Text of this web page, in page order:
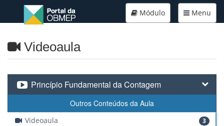
Menu
Módulo
Videoaula
Princípio Fundamental da Contagem
Outros Conteúdos da Aula
Videoaula 3